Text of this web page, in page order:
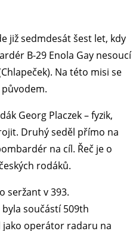
již sedmdesát šest let, kdy
B-29 Enola Gay nesoucí
Na této misi se
Georg Placzek – fyzik,
Druhý seděl přímo na
na cíl. Řeč je o
rodáků.
seržant v 393.
součástí 509th
jako operátor radaru na